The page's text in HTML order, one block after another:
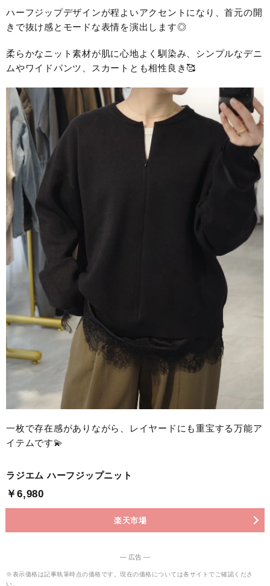
ハーフジップデザインが程よいアクセントになり、首元の開
きで抜け感とモードな表情を演出します◎
柔らかなニット素材が肌に心地よく馴染み、シンプルなデニ
ムやワイドパンツ、スカートとも相性良き🥰
一枚で存在感がありながら、レイヤードにも重宝する万能ア
イテムです💫
ラジエム ハーフジップニット
￥6,980
楽天市場
― 広告 ―
※表示価格は記事執筆時点の価格です。現在の価格については各サイトでご確認くださ
い。